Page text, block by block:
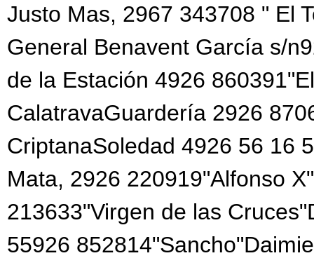
Justo Mas, 2967 343708 " El
General Benavent García s/
de la Estación 4926
CalatravaGuardería 2926
CriptanaSoledad 4926 56 16
Mata, 2926 220919"Alfonso
213633"Virgen de las
55926